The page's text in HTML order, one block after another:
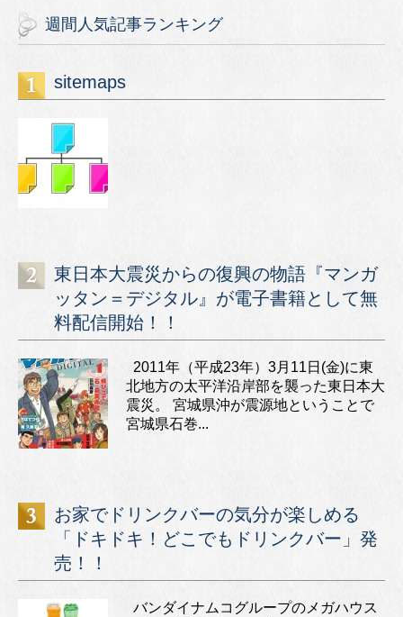
週間人気記事ランキング
sitemaps
東日本大震災からの復興の物語『マンガ
ッタン＝デジタル』が電子書籍として無
料配信開始！！
2011年（平成23年）3月11日(金)に東
北地方の太平洋沿岸部を襲った東日本大
震災。 宮城県沖が震源地ということで
宮城県石巻...
お家でドリンクバーの気分が楽しめる
「ドキドキ！どこでもドリンクバー」発
売！！
バンダイナムコグループのメガハウス